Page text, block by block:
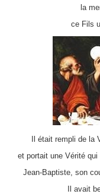
la
ce Fils
Il était rempli de la
et portait une Vérité
Jean-Baptiste, son
Il avait